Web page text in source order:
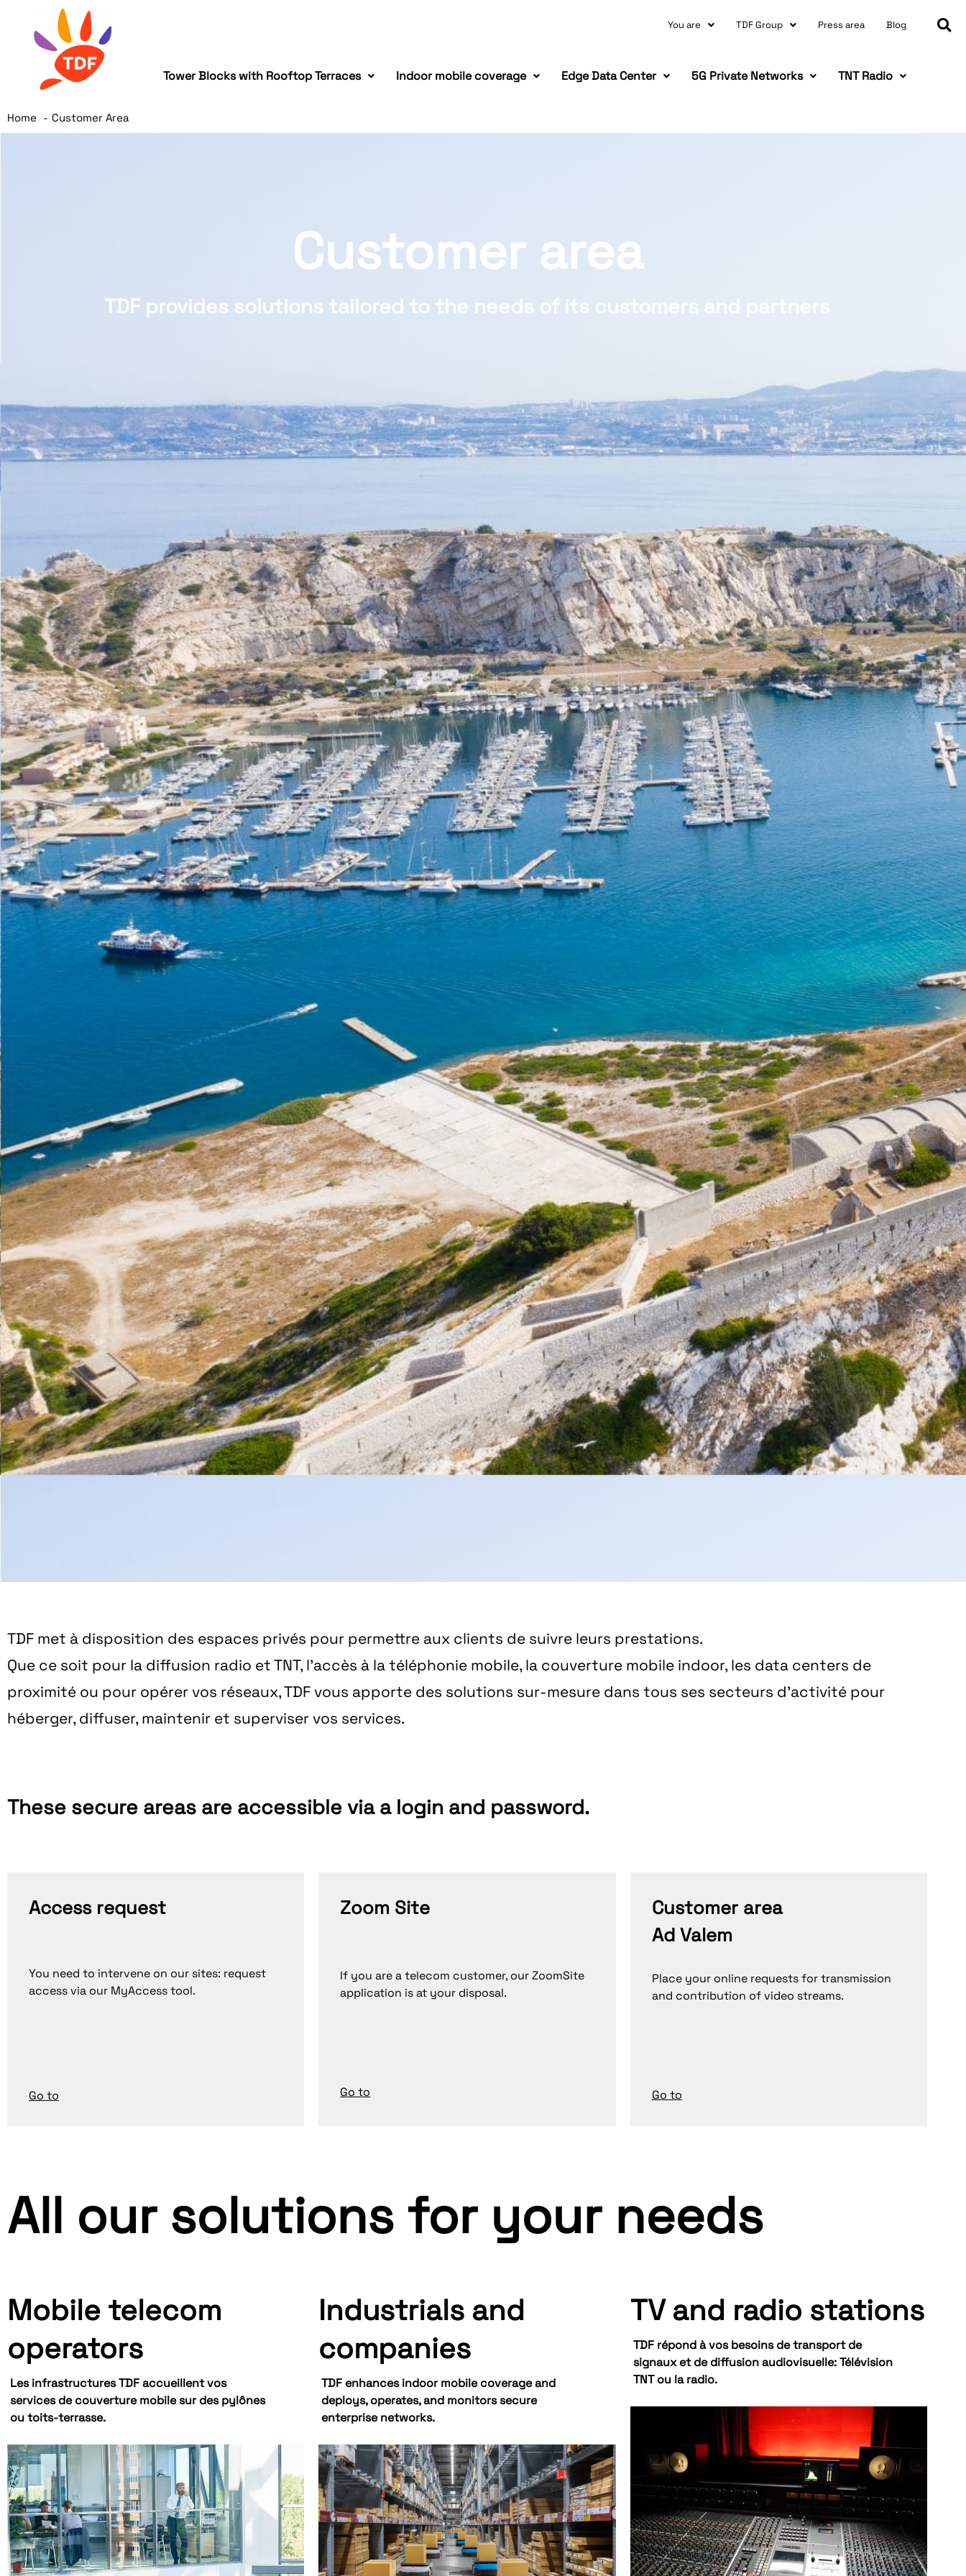
You are TDF Group Press area Blog
Tower Blocks with Rooftop Terraces Indoor mobile coverage Edge Data Center 5G Private Networks TNT Radio
Home Customer Area
Customer area
TDF provides solutions tailored to the needs of its customers and partners
TDF met à disposition des espaces privés pour permettre aux clients de suivre leurs prestations.
Que ce soit pour la diffusion radio et TNT, l’accès à la téléphonie mobile, la couverture mobile indoor, les data centers de
proximité ou pour opérer vos réseaux, TDF vous apporte des solutions sur-mesure dans tous ses secteurs d’activité pour
héberger, diffuser, maintenir et superviser vos services.
These secure areas are accessible via a login and password.
Access request
You need to intervene on our sites: request
access via our MyAccess tool.
Go to
Zoom Site
If you are a telecom customer, our ZoomSite
application is at your disposal.
Go to
Customer area
Ad Valem
Place your online requests for transmission
and contribution of video streams.
Go to
All our solutions for your needs
Mobile telecom
operators
Les infrastructures TDF accueillent vos
services de couverture mobile sur des pylônes
ou toits-terrasse.
Industrials and
companies
TDF enhances indoor mobile coverage and
deploys, operates, and monitors secure
enterprise networks.
TV and radio stations
TDF répond à vos besoins de transport de
signaux et de diffusion audiovisuelle: Télévision
TNT ou la radio.